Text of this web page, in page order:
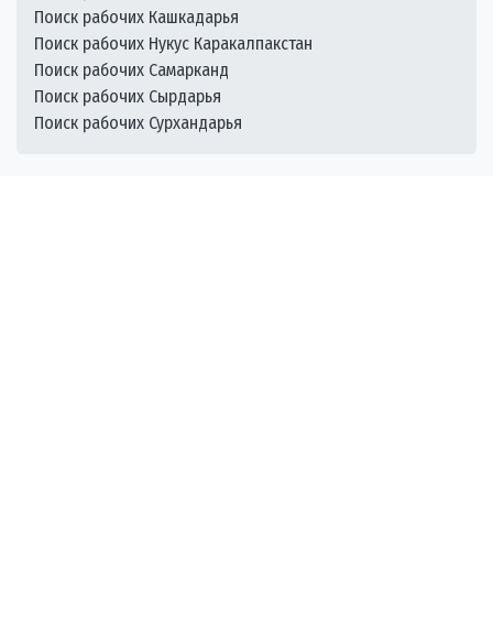
Поиск рабочих Кашкадарья
Поиск рабочих Нукус Каракалпакстан
Поиск рабочих Самарканд
Поиск рабочих Сырдарья
Поиск рабочих Сурхандарья